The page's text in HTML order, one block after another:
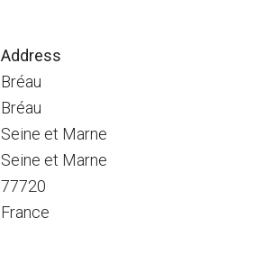
Address
Bréau
Bréau
Seine et Marne
Seine et Marne
77720
France